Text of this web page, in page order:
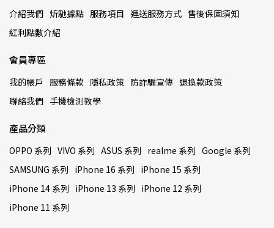
介紹我們 炘馳據點 服務項目 運送服務方式 售後保固須知
紅利點數介紹
會員專區
我的帳戶 服務條款 隱私政策 防詐騙宣傳 退換款政策
聯絡我們 手機檢測教學
產品分類
OPPO 系列 VIVO 系列 ASUS 系列 realme 系列 Google 系列
SAMSUNG 系列 iPhone 16 系列 iPhone 15 系列
iPhone 14 系列 iPhone 13 系列 iPhone 12 系列
iPhone 11 系列